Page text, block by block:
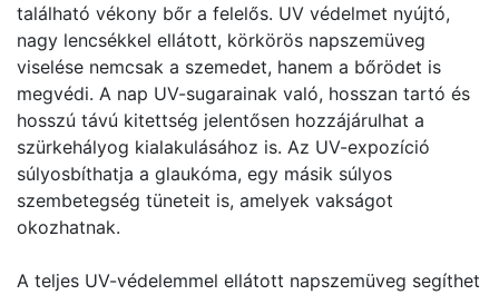
található vékony bőr a felelős. UV védelmet nyújtó,
nagy lencsékkel ellátott, körkörös napszemüveg
viselése nemcsak a szemedet, hanem a bőrödet is
megvédi. A nap UV-sugarainak való, hosszan tartó és
hosszú távú kitettség jelentősen hozzájárulhat a
szürkehályog kialakulásához is. Az UV-expozíció
súlyosbíthatja a glaukóma, egy másik súlyos
szembetegség tüneteit is, amelyek vakságot
okozhatnak.
A teljes UV-védelemmel ellátott napszemüveg segíthet